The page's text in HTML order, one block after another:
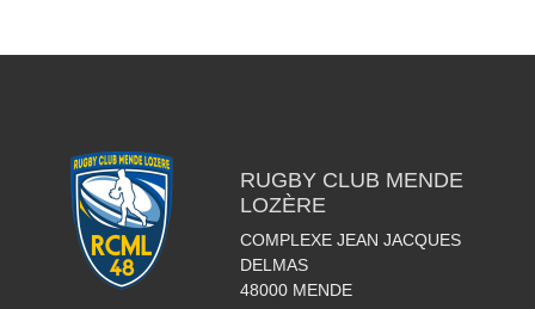
RUGBY CLUB MENDE
LOZÈRE
COMPLEXE JEAN JACQUES
DELMAS
48000 MENDE